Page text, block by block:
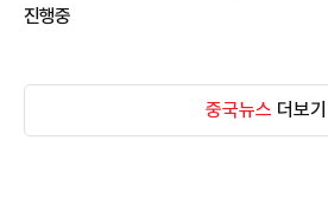
진행중
중국뉴스 더보기